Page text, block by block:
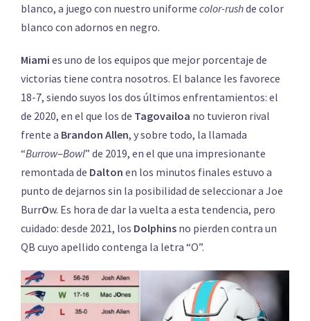
blanco, a juego con nuestro uniforme color-rushde color
blanco con adornos en negro.
Miami es uno de los equipos que mejor porcentaje de
victorias tiene contra nosotros. El balance les favorece
18-7, siendo suyos los dos últimos enfrentamientos: el
de 2020, en el que los de Tagovailoa no tuvieron rival
frente a Brandon Allen, y sobre todo, la llamada
“Burrow–Bowl” de 2019, en el que una impresionante
remontada de Dalton en los minutos finales estuvo a
punto de dejarnos sin la posibilidad de seleccionar a Joe
BurrOw. Es hora de dar la vuelta a esta tendencia, pero
cuidado: desde 2021, los Dolphins no pierden contra un
QB cuyo apellido contenga la letra “O”.